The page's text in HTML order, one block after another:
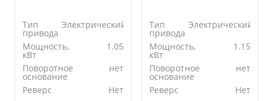
Тип
привода
Электрический
Мощность,
кВт
1.05
Поворотное
основание
нет
Реверс
Нет
Тип
привода
Электрический
Мощность,
кВт
1.15
Поворотное
основание
нет
Реверс
Нет